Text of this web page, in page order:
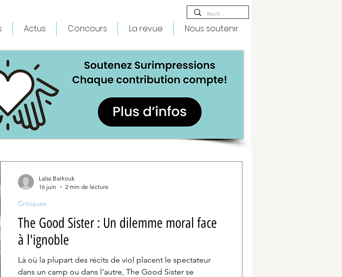
Actus Concours La revue Nous soutenir
The Good Sister : Un dilemme moral face
à l'ignoble
Là où la plupart des récits de viol placent le spectateur
dans un camp ou dans l’autre, The Good Sister se
Critiques
Laïss Barkouk
16 juin
2 min de lecture